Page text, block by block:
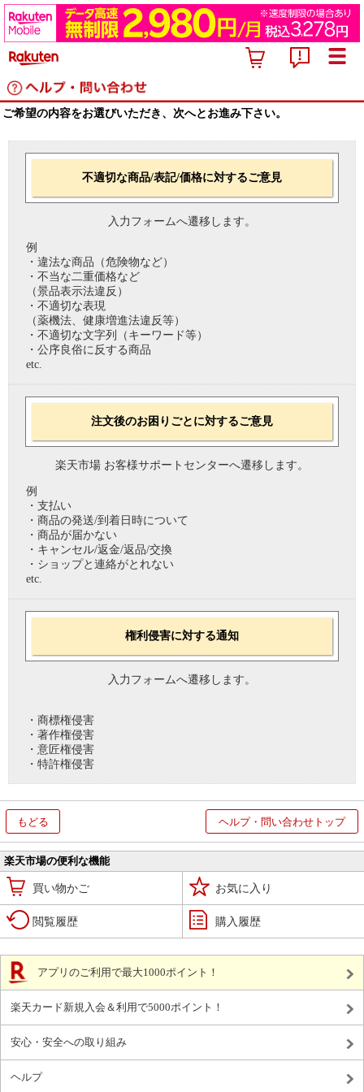
ご希望の内容をお選びいただき、次へとお進み下さい。
不適切な商品/表記/価格に対するご意見
入力フォームへ遷移します。
例
・違法な商品（危険物など）
・不当な二重価格など
（景品表示法違反）
・不適切な表現
（薬機法、健康増進法違反等）
・不適切な文字列（キーワード等）
・公序良俗に反する商品
etc.
注文後のお困りごとに対するご意見
楽天市場 お客様サポートセンターへ遷移します。
例
・支払い
・商品の発送/到着日時について
・商品が届かない
・キャンセル/返金/返品/交換
・ショップと連絡がとれない
etc.
権利侵害に対する通知
入力フォームへ遷移します。
・商標権侵害
・著作権侵害
・意匠権侵害
・特許権侵害
もどる ヘルプ・問い合わせトップ
楽天市場の便利な機能
買い物かご お気に入り
閲覧履歴 購入履歴
アプリのご利用で最大1000ポイント！
楽天カード新規入会＆利用で5000ポイント！
安心・安全への取り組み
ヘルプ